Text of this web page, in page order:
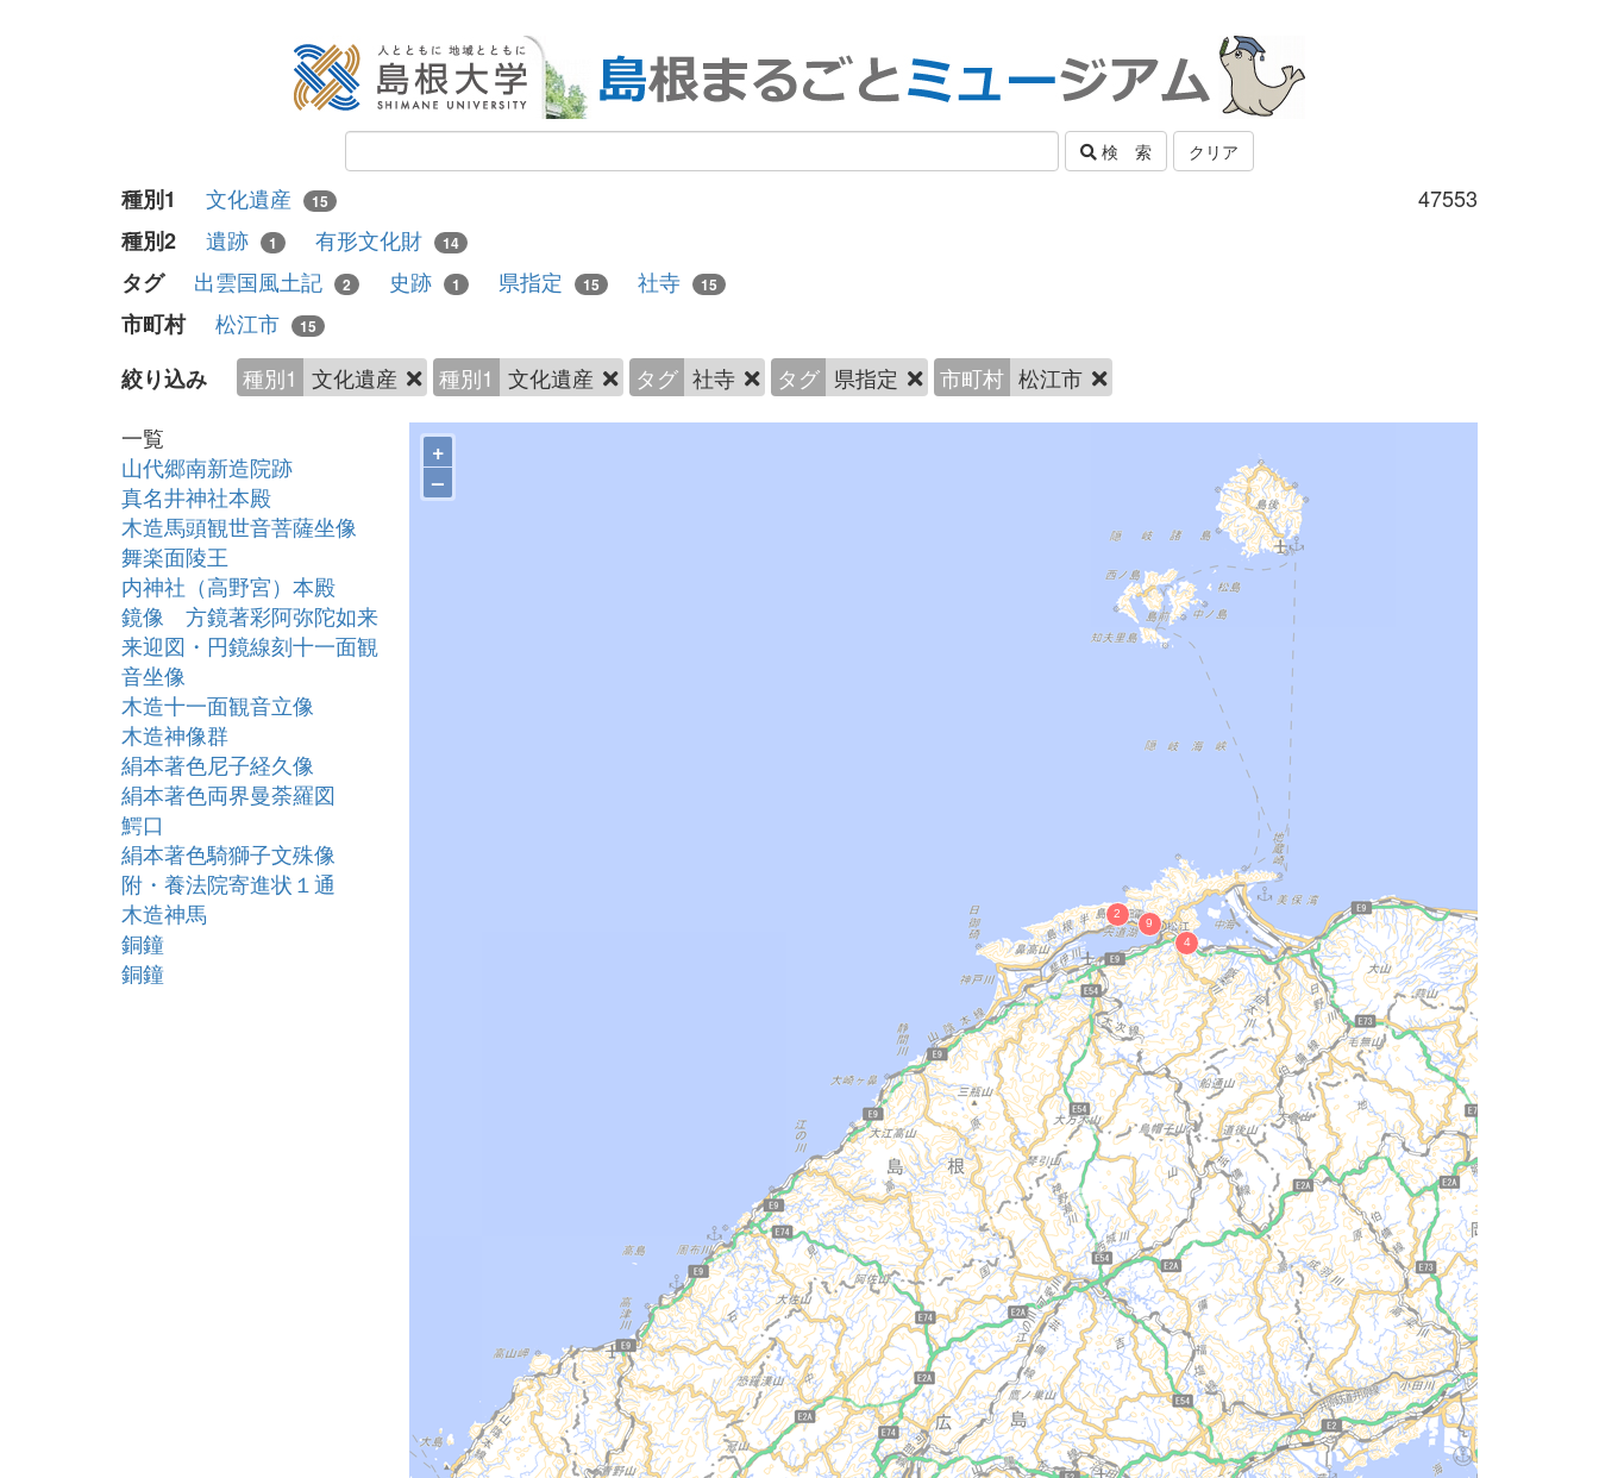
検 索 クリア
47553
種別1 文化遺産 15
種別2 遺跡 1 有形文化財 14
タグ 出雲国風土記 2 史跡 1 県指定 15 社寺 15
市町村 松江市 15
絞り込み 種別1 文化遺産 種別1 文化遺産 タグ 社寺 タグ 県指定 市町村 松江市
一覧
山代郷南新造院跡
真名井神社本殿
木造馬頭観世音菩薩坐像
舞楽面陵王
内神社（高野宮）本殿
鏡像 方鏡著彩阿弥陀如来
来迎図・円鏡線刻十一面観
音坐像
木造十一面観音立像
木造神像群
絹本著色尼子経久像
絹本著色両界曼荼羅図
鰐口
絹本著色騎獅子文殊像
附・養法院寄進状１通
木造神馬
銅鐘
銅鐘
+
–